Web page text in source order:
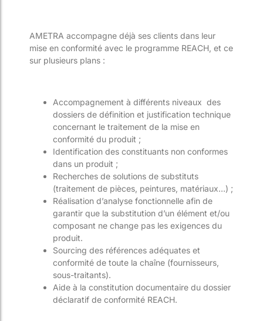
AMETRA accompagne déjà ses clients dans leur
mise en conformité avec le programme REACH, et ce
sur plusieurs plans :
Accompagnement à différents niveaux des
dossiers de définition et justification technique
concernant le traitement de la mise en
conformité du produit ;
Identification des constituants non conformes
dans un produit ;
Recherches de solutions de substituts
(traitement de pièces, peintures, matériaux…) ;
Réalisation d’analyse fonctionnelle afin de
garantir que la substitution d’un élément et/ou
composant ne change pas les exigences du
produit.
Sourcing des références adéquates et
conformité de toute la chaîne (fournisseurs,
sous-traitants).
Aide à la constitution documentaire du dossier
déclaratif de conformité REACH.